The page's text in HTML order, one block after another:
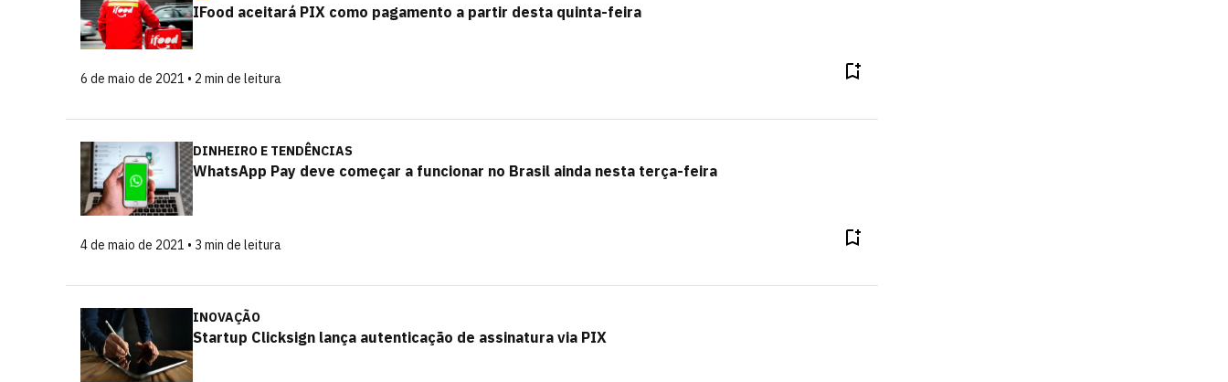
IFood aceitará PIX como pagamento a partir desta quinta-feira
6 de maio de 2021 • 2 min de leitura
DINHEIRO E TENDÊNCIAS
WhatsApp Pay deve começar a funcionar no Brasil ainda nesta terça-feira
4 de maio de 2021 • 3 min de leitura
INOVAÇÃO
Startup Clicksign lança autenticação de assinatura via PIX